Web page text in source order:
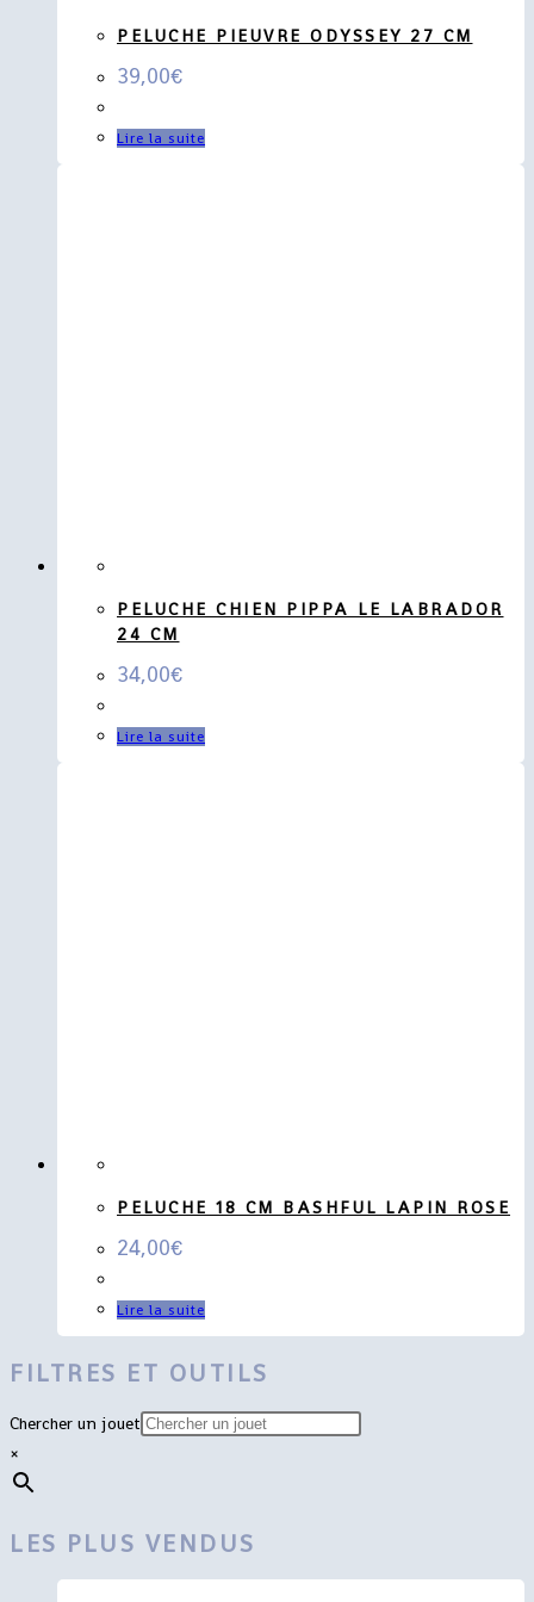
PELUCHE PIEUVRE ODYSSEY 27 CM
39,00€
Lire la suite
PELUCHE CHIEN PIPPA LE LABRADOR
24 CM
34,00€
Lire la suite
PELUCHE 18 CM BASHFUL LAPIN ROSE
24,00€
Lire la suite
FILTRES ET OUTILS
Chercher un jouet
×
LES PLUS VENDUS